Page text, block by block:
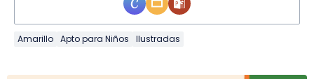
Amarillo Apto para Niños Ilustradas